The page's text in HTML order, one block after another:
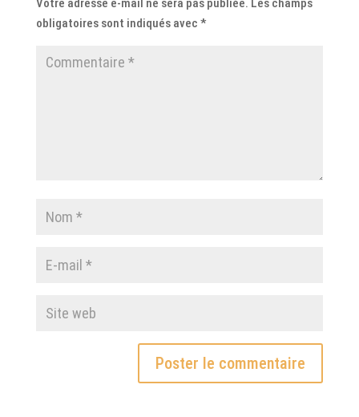
Votre adresse e-mail ne sera pas publiée. Les champs
obligatoires sont indiqués avec *